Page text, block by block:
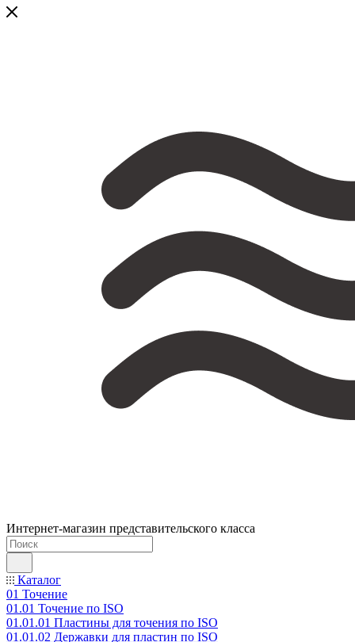
Интернет-магазин представительского класса
Каталог
01 Точение
01.01 Точение по ISO
01.01.01 Пластины для точения по ISO
01.01.02 Державки для пластин по ISO